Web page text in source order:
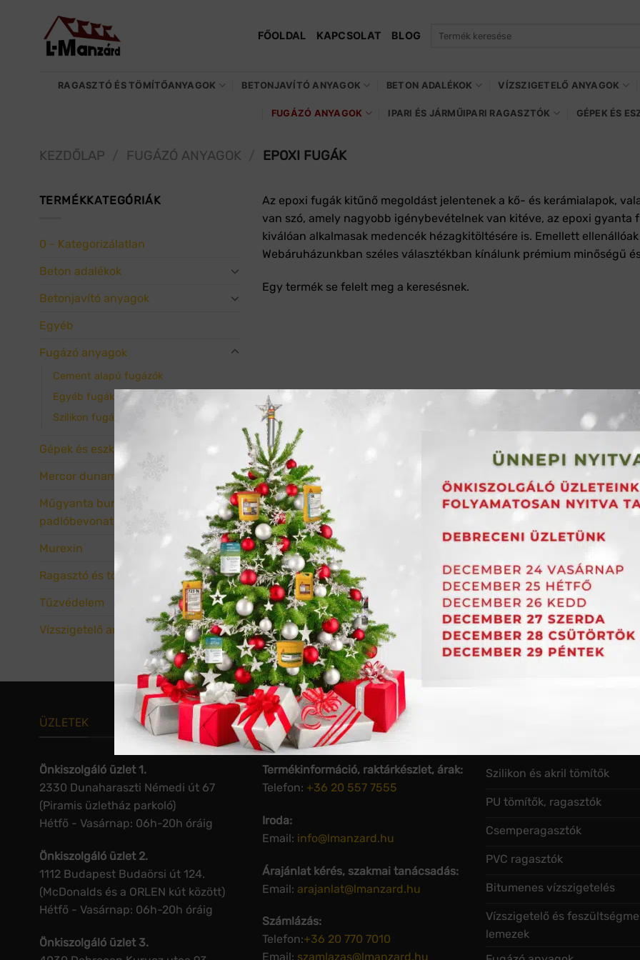
FŐOLDAL KAPCSOLAT BLOG
RAGASZTÓ ÉS TÖMÍTŐANYAGOK BETONJAVÍTÓ ANYAGOK BETON ADALÉKOK VÍZSZIGETELŐ ANYAGOK
FUGÁZÓ ANYAGOK IPARI ÉS JÁRMŰIPARI RAGASZTÓK GÉPEK ÉS
KEZDŐLAP FUGÁZÓ ANYAGOK EPOXI FUGÁK
TERMÉKKATEGÓRIÁK
0 - Kategorizálatlan
Beton adalékok
Betonjavító anyagok
Egyéb
Fugázó anyagok
Cement alapú fugázók
Egyéb fugák
Szilikon fugák
Gépek és eszközök
Mercor dunamenti
Műgyanta burkolatok és ipari
padlóbevonatok
Murexin
Ragasztó és tömítőanyagok
Tűzvédelem
Vízszigetelő anyagok
Az epoxi fugák kitűnő megoldást jelentenek a kő- és kerámialapok,
van szó, amely nagyobb igénybevételnek van kitéve, az epoxi gyanta
kiválóan alkalmasak medencék hézagkitöltésére is. Emellett
Webáruházunkban széles választékban kínálunk prémium minőségű
Egy termék se felelt meg a keresésnek.
ÜZLETEK
Önkiszolgáló üzlet 1.
2330 Dunaharaszti Némedi út 67
(Piramis üzletház parkoló)
Hétfő - Vasárnap: 06h-20h óráig
Önkiszolgáló üzlet 2.
1112 Budapest Budaörsi út 124.
(McDonalds és a ORLEN kút között)
Hétfő - Vasárnap: 06h-20h óráig
Önkiszolgáló üzlet 3.
KAPCSOLAT
Termékinformáció, raktárkészlet, árak:
Telefon: +36 20 557 7555
Iroda:
Email: info@lmanzard.hu
Árajánlat kérés, szakmai tanácsadás:
Email: arajanlat@lmanzard.hu
Számlázás:
Telefon:+36 20 770 7010
Email: szamlazas@lmanzard.hu
Szilikon és akril tömítők
PU tömítők, ragasztók
Csemperagasztók
PVC ragasztók
Bitumenes vízszigetelés
Vízszigetelő és
lemezek